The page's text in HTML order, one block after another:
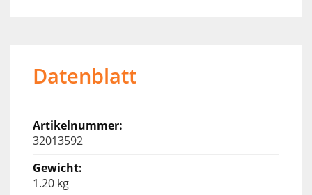
Datenblatt
32013592
1.20 kg